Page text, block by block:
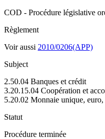
COD - Procédure législative
Règlement
Voir aussi 2010/0206(APP)
Subject
2.50.04 Banques et crédit
3.20.15.04 Coopération et
5.20.02 Monnaie unique, euro,
Statut
Procédure terminée